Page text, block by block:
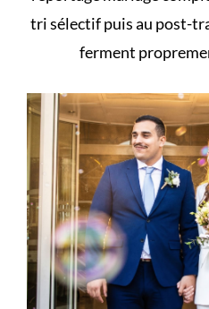
tri sélectif puis au post-
ferment